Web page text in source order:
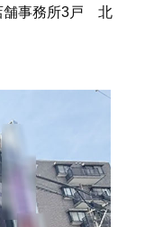
事務所3戸 北